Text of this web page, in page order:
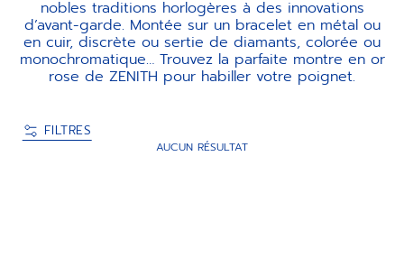
nobles traditions horlogères à des innovations
d’avant-garde. Montée sur un bracelet en métal ou
en cuir, discrète ou sertie de diamants, colorée ou
monochromatique… Trouvez la parfaite montre en or
rose de ZENITH pour habiller votre poignet.
FILTRES
AUCUN RÉSULTAT